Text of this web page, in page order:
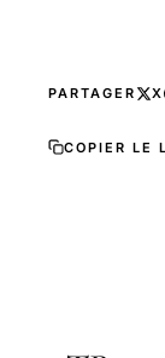
PARTAGER X
COPIER LE